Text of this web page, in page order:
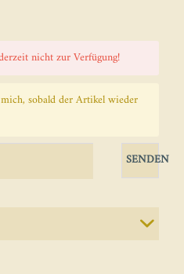
nicht zur Verfügung!
sobald der Artikel wieder
SENDEN